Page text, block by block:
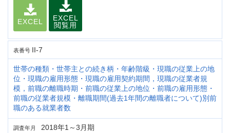
EXCEL
EXCEL
閲覧用
表番号 II-7
世帯の種類・世帯主との続き柄・年齢階級・現職の従業上の地
位・現職の雇用形態・現職の雇用契約期間，現職の従業者規
模，前職の離職時期・前職の従業上の地位・前職の雇用形態・
前職の従業者規模・離職期間(過去1年間の離職者について)別前
職のある就業者数
調査年月 2018年1～3月期